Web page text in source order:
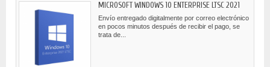
MICROSOFT WINDOWS 10 ENTERPRISE LTSC 2021
Envío entregado digitalmente por correo electrónico
en pocos minutos después de recibir el pago, se
trata de...